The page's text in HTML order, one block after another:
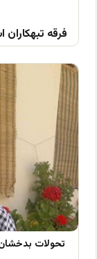
فرقه تبهکاران